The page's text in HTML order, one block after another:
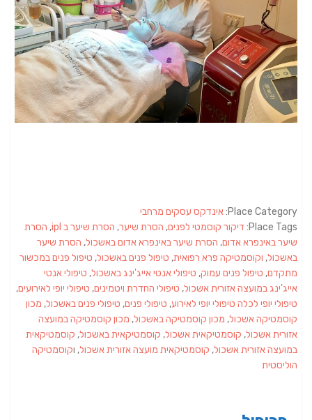
Place Category: אינדקס עסקים מרחבי
Place Tags: דיקור קוסמטי לפנים, הסרת שיער, הסרת שיער ב ipl , הסרת
שיער באינפרא אדום, הסרת שיער באינפרא אדום באשכול, הסרת שיער
באשכול, וקוסמטיקה פרא רפואית, טיפול פנים באשכול, טיפול פנים במכשור
מתקדם, טיפול פנים עמוק, טיפולי אנטי אייג'ינג באשכול, טיפולי אנטי
אייג'ינג במועצה אזורית אשכול, טיפולי החדרת ויטמינים, טיפולי יופי לאירועים,
טיפולי יופי לכלה טיפולי יופי לאירוע, טיפולי פנים, טיפולי פנים באשכול, מכון
קוסמטיקה אשכול, מכון קוסמטיקה באשכול, מכון קוסמטיקה במועצה
אזורית אשכול, קוסמטיקאית אשכול, קוסמטיקאית באשכול, קוסמטיקאית
במועצה אזורית אשכול, קוסמטיקאית מועצה אזורית אשכול, וקוסמטיקה
הוליסטית